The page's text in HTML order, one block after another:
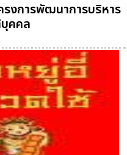
รงการพัฒนาการบริหาร
คคล